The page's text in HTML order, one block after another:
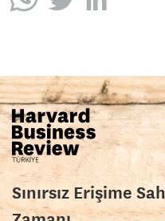
Sınırsız Erişime